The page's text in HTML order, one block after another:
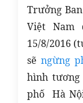
Trưởng
Việt Nam
15/8/2016
sẽ ngừng
hình tương
phố Hà